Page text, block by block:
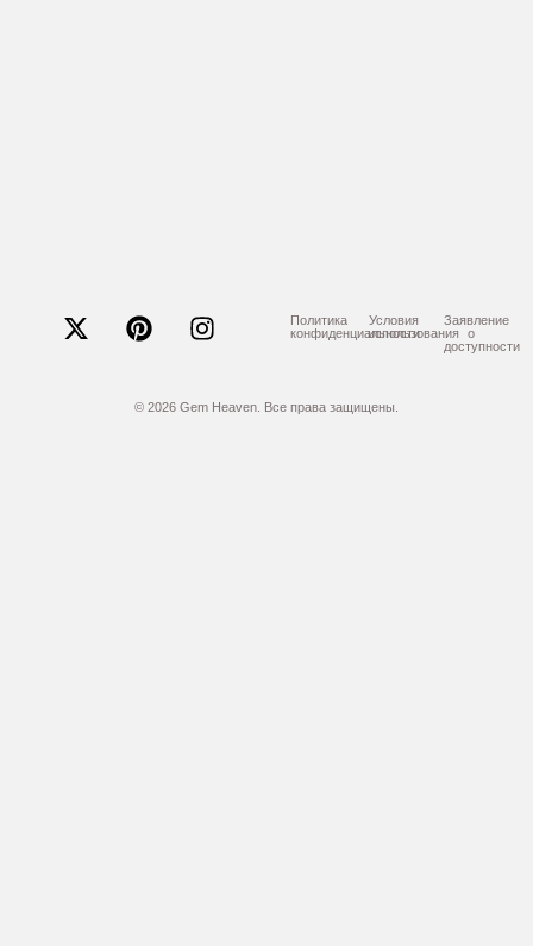
Политика
конфиденциальности
Условия
использования
Заявление
о
доступности
© 2026 Gem Heaven. Все права защищены.